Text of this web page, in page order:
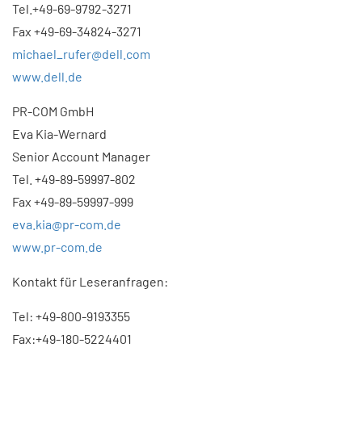
Tel.+49-69-9792-3271
Fax +49-69-34824-3271
michael_rufer@dell.com
www.dell.de
PR-COM GmbH
Eva Kia-Wernard
Senior Account Manager
Tel. +49-89-59997-802
Fax +49-89-59997-999
eva.kia@pr-com.de
www.pr-com.de
Kontakt für Leseranfragen:
Tel: +49-800-9193355
Fax:+49-180-5224401